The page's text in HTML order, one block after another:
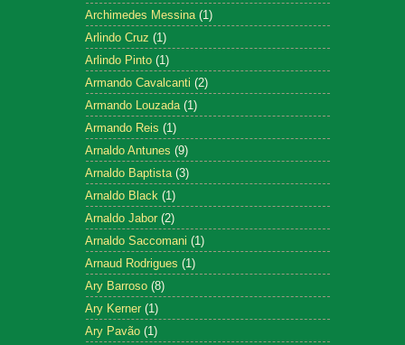
Archimedes Messina (1)
Arlindo Cruz (1)
Arlindo Pinto (1)
Armando Cavalcanti (2)
Armando Louzada (1)
Armando Reis (1)
Arnaldo Antunes (9)
Arnaldo Baptista (3)
Arnaldo Black (1)
Arnaldo Jabor (2)
Arnaldo Saccomani (1)
Arnaud Rodrigues (1)
Ary Barroso (8)
Ary Kerner (1)
Ary Pavão (1)